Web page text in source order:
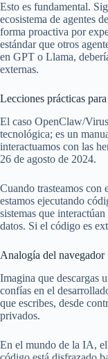
Esto es fundamental.
ecosistema de agentes
forma proactiva por
estándar que otros
en GPT o Llama,
externas.
Lecciones prácticas
El caso OpenClaw/
tecnológica; es un
interactuamos con las
26 de agosto de 2024.
Cuando trasteamos con
estamos ejecutando
sistemas que
datos. Si el código es
Analogía del navegador
Imagina que descargas
confías en el
que escribes, desde
privados.
En el mundo de la IA,